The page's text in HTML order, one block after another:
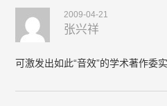
2009-04-21
张兴祥
可激发出如此“音效”的学术著作委